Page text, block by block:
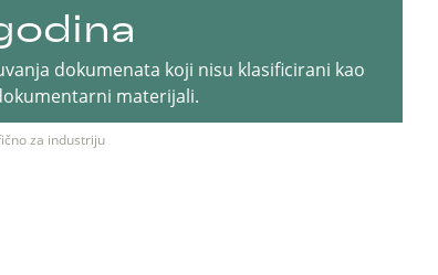
dokumenata koji nisu klasificirani kao
materijali.
za industriju